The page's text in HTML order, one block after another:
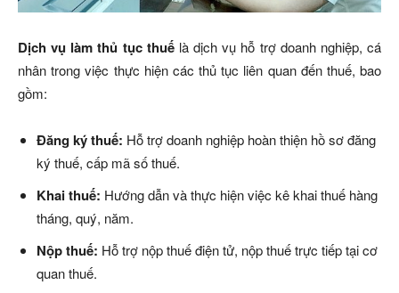
Dịch vụ làm thủ tục thuếlà dịch vụ hỗ trợ doanh nghiệp, cá
nhân trong việc thực hiện các thủ tục liên quan đến thuế, bao
gồm:
Đăng ký thuế: Hỗ trợ doanh nghiệp hoàn thiện hồ sơ đăng
ký thuế, cấp mã số thuế.
Khai thuế: Hướng dẫn và thực hiện việc kê khai thuế hàng
tháng, quý, năm.
Nộp thuế: Hỗ trợ nộp thuế điện tử, nộp thuế trực tiếp tại cơ
quan thuế.